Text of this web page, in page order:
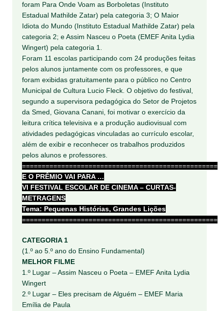
foram Para Onde Voam as Borboletas (Instituto
Estadual Mathilde Zatar) pela categoria 3; O Maior
Idiota do Mundo (Instituto Estadual Mathilde Zatar) pela
categoria 2; e Assim Nasceu o Poeta (EMEF Anita Lydia
Wingert) pela categoria 1.
Foram 11 escolas participando com 24 produções feitas
pelos alunos juntamente com os professores, e que
foram exibidas gratuitamente para o público no Centro
Municipal de Cultura Lucio Fleck. O objetivo do festival,
segundo a supervisora pedagógica do Setor de Projetos
da Smed, Giovana Canani, foi motivar o exercício da
leitura crítica televisiva e a produção audiovisual com
atividades pedagógicas vinculadas ao currículo escolar,
além de exibir e reconhecer os trabalhos produzidos
pelos alunos e professores.
==================================================
E O PRÊMIO VAI PARA …
VI FESTIVAL ESCOLAR DE CINEMA – CURTAS-
METRAGENS
Tema: Pequenas Histórias, Grandes Lições
==================================================
CATEGORIA 1
(1.º ao 5.º ano do Ensino Fundamental)
MELHOR FILME
1.º Lugar – Assim Nasceu o Poeta – EMEF Anita Lydia
Wingert
2.º Lugar – Eles precisam de Alguém – EMEF Maria
Emília de Paula